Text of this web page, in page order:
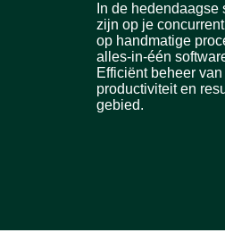
In de
zijn op je
op handmatige
alles-in-één
Efficiënt beheer
productiviteit en
gebied.